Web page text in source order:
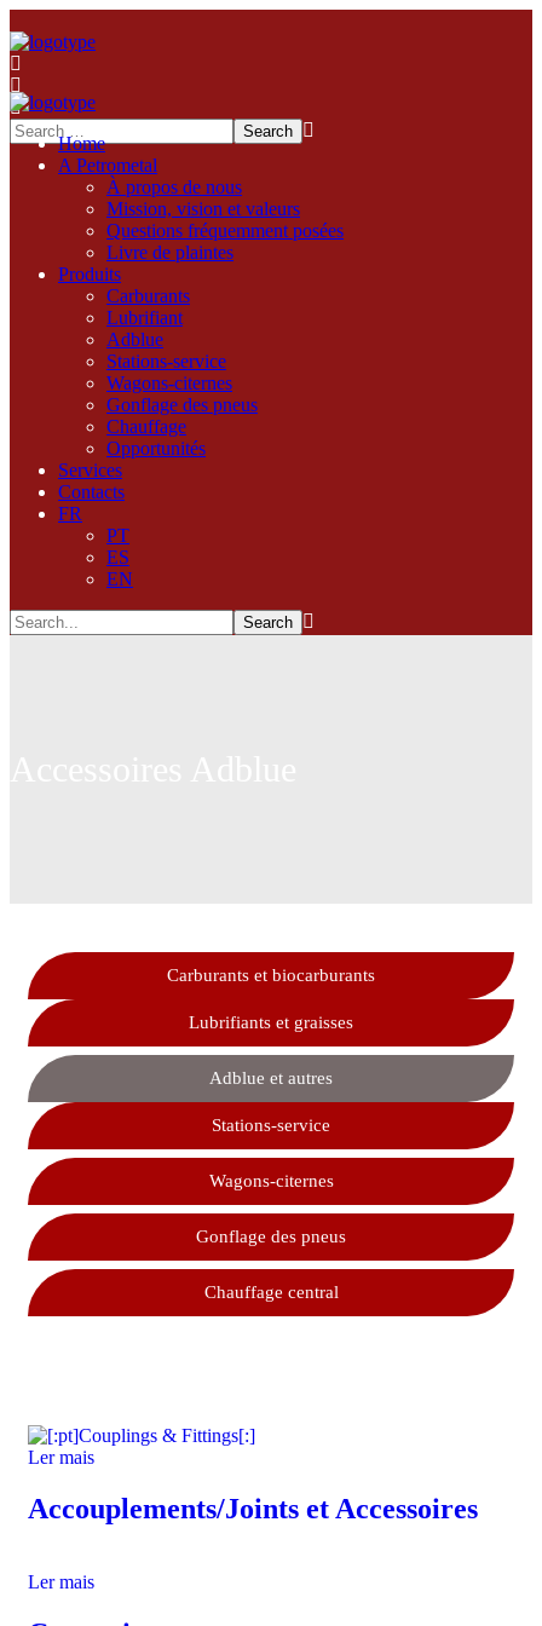
Home
A Petrometal
À propos de nous
Mission, vision et valeurs
Questions fréquemment posées
Livre de plaintes
Produits
Carburants
Lubrifiant
Adblue
Stations-service
Wagons-citernes
Gonflage des pneus
Chauffage
Opportunités
Services
Contacts
FR
PT
ES
EN
Carburants et biocarburants
Lubrifiants et graisses
Adblue et autres
Stations-service
Wagons-citernes
Gonflage des pneus
Chauffage central
Ler mais
Accouplements/Joints et Accessoires
Ler mais